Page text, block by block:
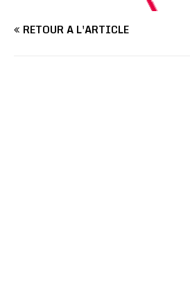
RETOUR À L'ARTICLE